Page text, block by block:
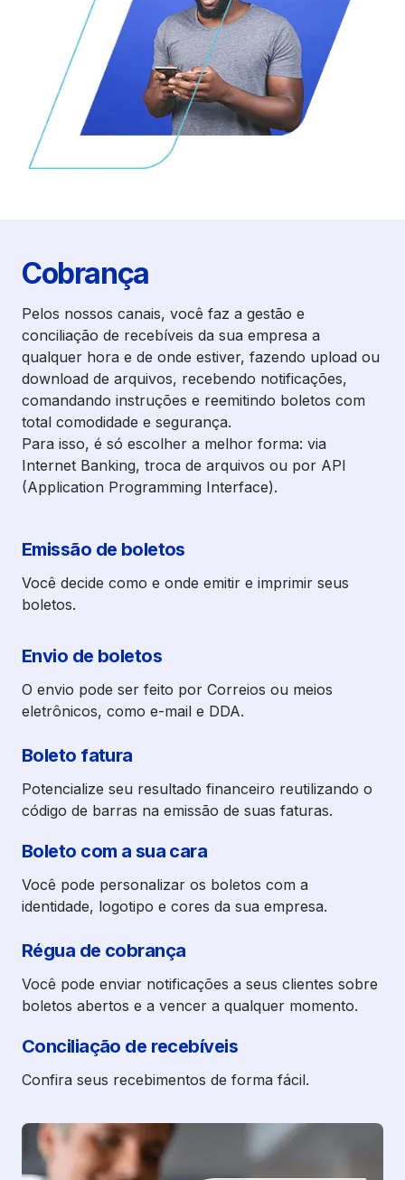
Cobrança
Pelos nossos canais, você faz a gestão e
conciliação de recebíveis da sua empresa a
qualquer hora e de onde estiver, fazendo upload ou
download de arquivos, recebendo notificações,
comandando instruções e reemitindo boletos com
total comodidade e segurança.
Para isso, é só escolher a melhor forma: via
Internet Banking, troca de arquivos ou por API
(Application Programming Interface).
Emissão de boletos
Você decide como e onde emitir e imprimir seus
boletos.
Envio de boletos
O envio pode ser feito por Correios ou meios
eletrônicos, como e-mail e DDA.
Boleto fatura
Potencialize seu resultado financeiro reutilizando o
código de barras na emissão de suas faturas.
Boleto com a sua cara
Você pode personalizar os boletos com a
identidade, logotipo e cores da sua empresa.
Régua de cobrança
Você pode enviar notificações a seus clientes sobre
boletos abertos e a vencer a qualquer momento.
Conciliação de recebíveis
Confira seus recebimentos de forma fácil.